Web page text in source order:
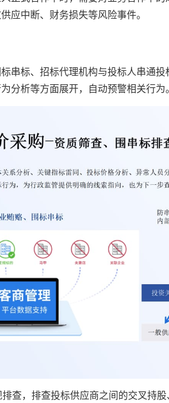
应中断、财务损失等风险事件。
串标、招标代理机构与投标人串通
分析等方面展开，自动预警相关行为。
查，排查投标供应商之间的交叉持